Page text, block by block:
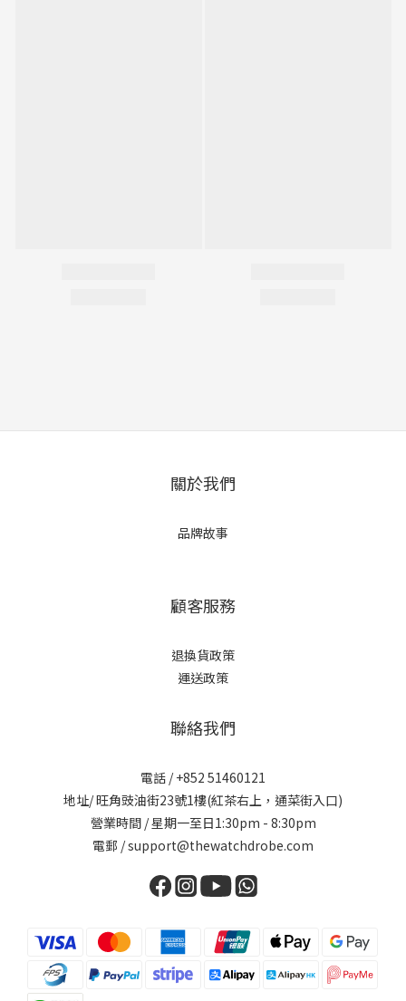
關於我們
品牌故事
顧客服務
退換貨政策
運送政策
聯絡我們
電話 / +852 51460121
地址/ 旺角豉油街23號1樓(紅茶右上，通菜街入口)
營業時間 / 星期一至日1:30pm - 8:30pm
電郵 / support@thewatchdrobe.com